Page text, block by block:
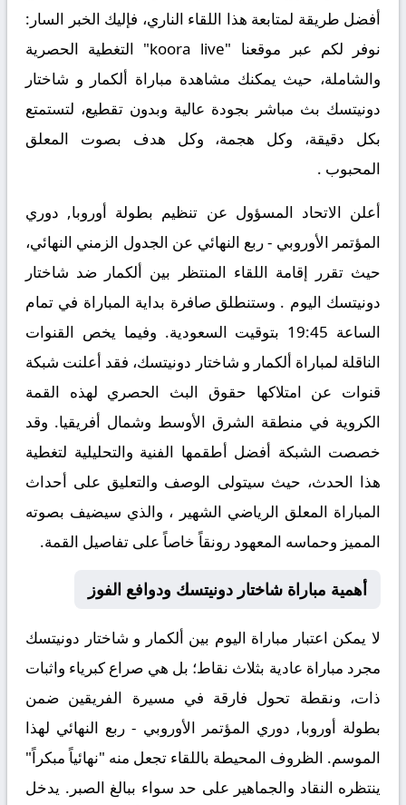
أفضل طريقة لمتابعة هذا اللقاء الناري، فإليك الخبر السار:
نوفر لكم عبر موقعنا "koora live" التغطية الحصرية
والشاملة، حيث يمكنك مشاهدة مباراة ألكمار و شاختار
دونيتسك بث مباشر بجودة عالية وبدون تقطيع، لتستمتع
بكل دقيقة، وكل هجمة، وكل هدف بصوت المعلق
المحبوب .
أعلن الاتحاد المسؤول عن تنظيم بطولة أوروبا, دوري
المؤتمر الأوروبي - ربع النهائي عن الجدول الزمني النهائي،
حيث تقرر إقامة اللقاء المنتظر بين ألكمار ضد شاختار
دونيتسك اليوم . وستنطلق صافرة بداية المباراة في تمام
الساعة 19:45 بتوقيت السعودية. وفيما يخص القنوات
الناقلة لمباراة ألكمار و شاختار دونيتسك، فقد أعلنت شبكة
قنوات عن امتلاكها حقوق البث الحصري لهذه القمة
الكروية في منطقة الشرق الأوسط وشمال أفريقيا. وقد
خصصت الشبكة أفضل أطقمها الفنية والتحليلية لتغطية
هذا الحدث، حيث سيتولى الوصف والتعليق على أحداث
المباراة المعلق الرياضي الشهير ، والذي سيضيف بصوته
المميز وحماسه المعهود رونقاً خاصاً على تفاصيل القمة.
أهمية مباراة شاختار دونيتسك ودوافع الفوز
لا يمكن اعتبار مباراة اليوم بين ألكمار و شاختار دونيتسك
مجرد مباراة عادية بثلاث نقاط؛ بل هي صراع كبرياء واثبات
ذات، ونقطة تحول فارقة في مسيرة الفريقين ضمن
بطولة أوروبا, دوري المؤتمر الأوروبي - ربع النهائي لهذا
الموسم. الظروف المحيطة باللقاء تجعل منه "نهائياً مبكراً"
ينتظره النقاد والجماهير على حد سواء ببالغ الصبر. يدخل